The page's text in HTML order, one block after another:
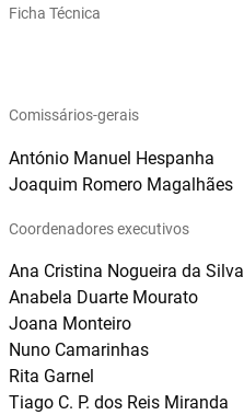
Ficha Técnica
Comissários-gerais
António Manuel Hespanha
Joaquim Romero Magalhães
Coordenadores executivos
Ana Cristina Nogueira da Silva
Anabela Duarte Mourato
Joana Monteiro
Nuno Camarinhas
Rita Garnel
Tiago C. P. dos Reis Miranda